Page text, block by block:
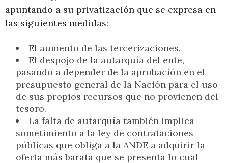
apuntando a su privatización que se expresa en
las siguientes medidas:
El aumento de las tercerizaciones.
El despojo de la autarquía del ente,
pasando a depender de la aprobación en el
presupuesto general de la Nación para el uso
de sus propios recursos que no provienen del
tesoro.
La falta de autarquía también implica
sometimiento a la ley de contrataciones
públicas que obliga a la ANDE a adquirir la
oferta más barata que se presenta lo cual